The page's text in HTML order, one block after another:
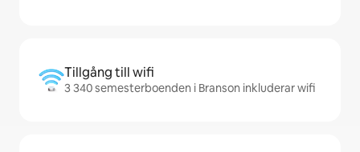
Tillgång till wifi
3 340 semesterboenden i Branson inkluderar wifi